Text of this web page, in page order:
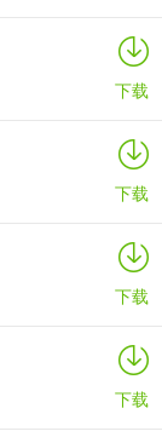
下载
下载
下载
下载